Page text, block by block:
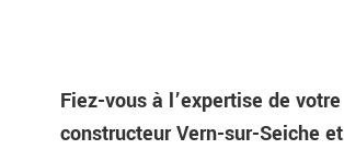
Fiez-vous à l’expertise de votre
constructeur Vern-sur-Seiche et